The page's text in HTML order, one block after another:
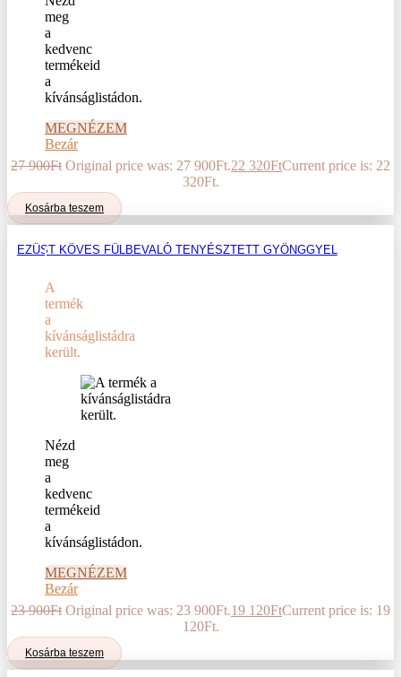
meg
a
kedvenc
termékeid
a
kívánságlistádon.
MEGNÉZEM
Bezár
27 900Ft Original price was: 27 900Ft.22 320FtCurrent price is: 22
320Ft.
Kosárba teszem
EZÜST KÖVES FÜLBEVALÓ TENYÉSZTETT GYÖNGGYEL
A
termék
a
kívánságlistádra
került.
Nézd
meg
a
kedvenc
termékeid
a
kívánságlistádon.
MEGNÉZEM
Bezár
23 900Ft Original price was: 23 900Ft.19 120FtCurrent price is: 19
120Ft.
Kosárba teszem